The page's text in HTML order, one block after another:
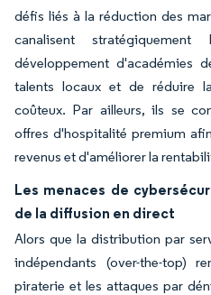
défis liés à la réduction des
canalisent
développement d'académies
talents locaux et de réduire
coûteux. Par ailleurs, ils se
offres d'hospitalité premium
revenus et d'améliorer la
Les menaces de
de la diffusion en direct
Alors que la distribution par
indépendants (over-the-top)
piraterie et les attaques par